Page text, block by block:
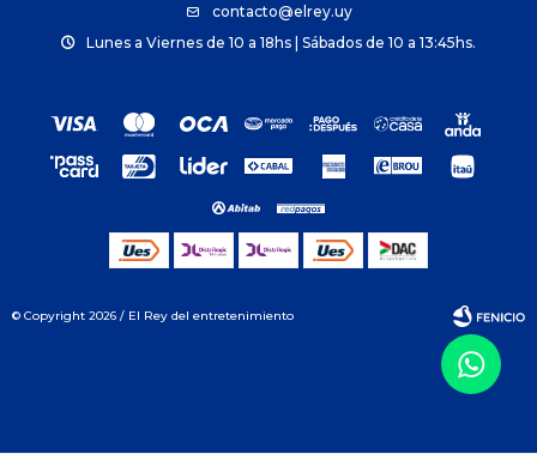
contacto@elrey.uy
Lunes a Viernes de 10 a 18hs | Sábados de 10 a 13:45hs.
© Copyright 2026 / El Rey del entretenimiento